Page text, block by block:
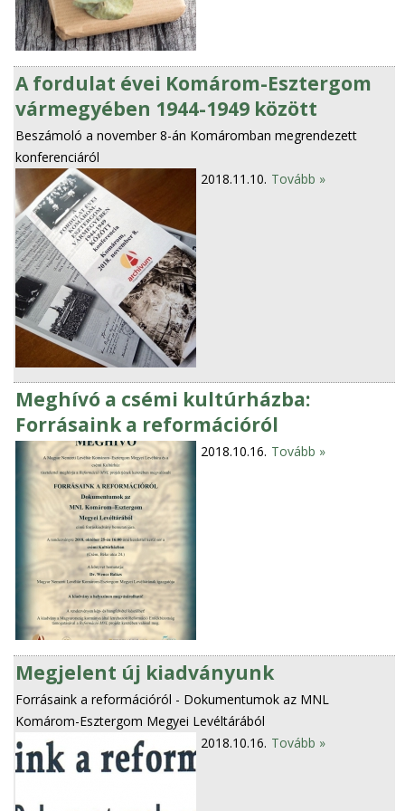
A fordulat évei Komárom-Esztergom
vármegyében 1944-1949 között
Beszámoló a november 8-án Komáromban megrendezett
konferenciáról
2018.11.10. Tovább »
Meghívó a csémi kultúrházba:
Forrásaink a reformációról
2018.10.16. Tovább »
Megjelent új kiadványunk
Forrásaink a reformációról - Dokumentumok az MNL
Komárom-Esztergom Megyei Levéltárából
2018.10.16. Tovább »